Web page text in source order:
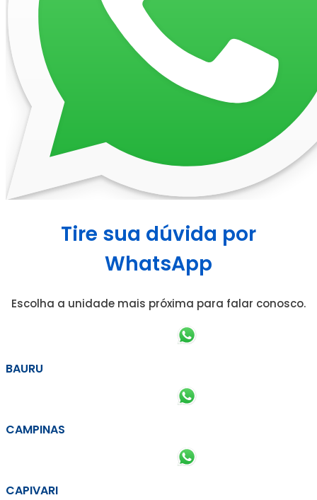
Tire sua dúvida por
WhatsApp
Escolha a unidade mais próxima para falar conosco.
BAURU
CAMPINAS
CAPIVARI